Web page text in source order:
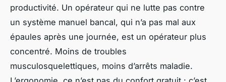
productivité. Un opérateur qui ne lutte pas contre
un système manuel bancal, qui n’a pas mal aux
épaules après une journée, est un opérateur plus
concentré. Moins de troubles
musculosquelettiques, moins d’arrêts maladie.